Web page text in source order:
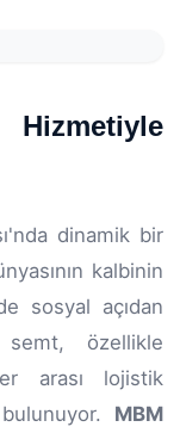
dinamik bir
kalbinin
sosyal açıdan
özellikle
arası lojistik
MBM